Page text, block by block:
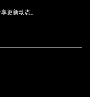
更新动态。